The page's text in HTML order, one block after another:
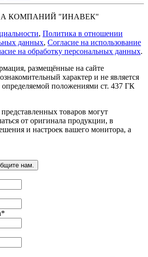
КОМПАНИЙ "ИНАВЕК"
, Политика в отношении
данных, Cогласие на использование
на обработку персональных данных.
размещённые на сайте
характер и не является
положениями ст. 437 ГК
товаров могут
от оригинала продукции, в
и настроек вашего монитора, а
нам.
*